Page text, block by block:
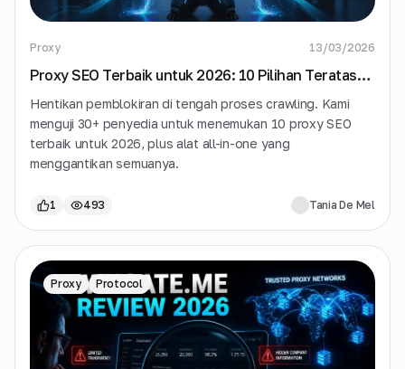
Proxy 13/03/2026
Proxy SEO Terbaik untuk 2026: 10 Pilihan Teratas
untuk Pelacakan Peringkat & Data SERP
Hentikan pemblokiran di tengah proses crawling. Kami
menguji 30+ penyedia untuk menemukan 10 proxy SEO
terbaik untuk 2026, plus alat all-in-one yang
menggantikan semuanya.
1 493 Tania De Mel
Proxy Protocol